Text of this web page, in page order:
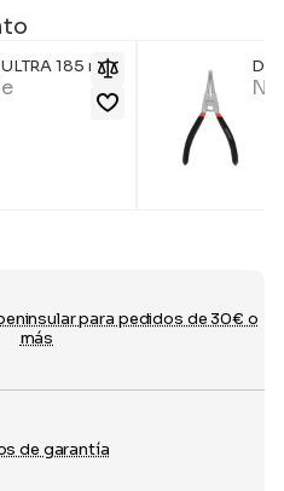
185 mm
para pedidos de 30€ o
más
de garantía